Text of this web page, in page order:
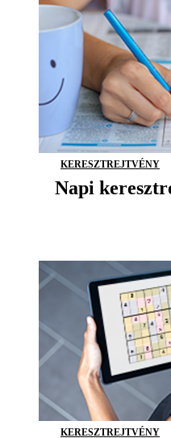
KERESZTREJTVÉNY
Napi
KERESZTREJTVÉNY